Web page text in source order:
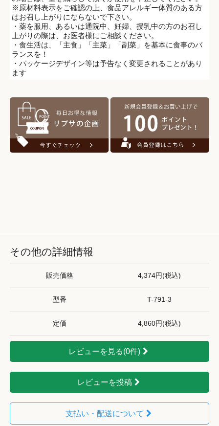
※原材料表示をご確認の上、食品アレルギー体質のある方
はお召し上がりにならないで下さい。
・薬を服用、あるいは通院中、妊婦、授乳中の方のお召し
上がりの際は、お医者様にご相談ください。
・食生活は、「主食」「主菜」「副菜」を基本に食事のバ
ランスを！
・パッケージデザイン等は予告なく変更されることがあり
ます
その他の詳細情報
販売価格 4,374円(税込)
型番 T-791-3
定価 4,860円(税込)
レビューを見る(0件)
レビューを投稿
支払い・配送について